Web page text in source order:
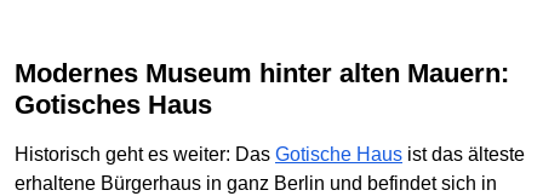
Modernes Museum hinter alten Mauern:
Gotisches Haus
Historisch geht es weiter: Das Gotische Haus ist das älteste
erhaltene Bürgerhaus in ganz Berlin und befindet sich in